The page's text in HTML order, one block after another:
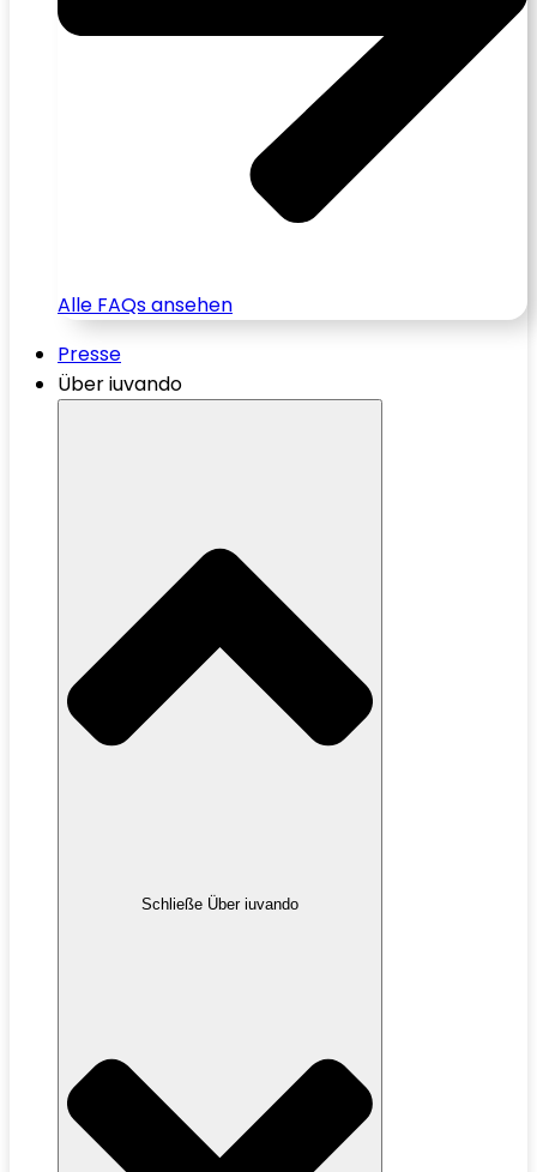
Alle FAQs ansehen
Presse
Über iuvando
Schließe Über iuvando